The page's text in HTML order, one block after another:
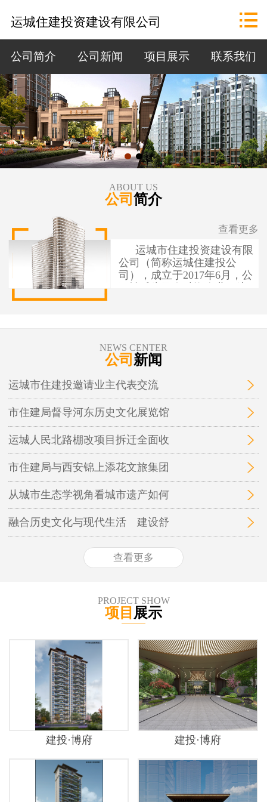
政策法规
资讯中心
招标公告
项目展示
运城住建投资建设有限公司 
公司简介 公司新闻 项目展示 联系我们
ABOUT US
公司 简介
运城市住建投资建设有限
公司（简称运城住建投公
司），成立于2017年6月，公
资建设项目融资实施平台，
为保障性安居工程和城市基
运城市中心城区棚户区改
造、城中村改造等保障性安
居工程及市政基础设施、地
下管廊开发建设和投融资业
务。
查看更多
NEWS CENTER
公司 新闻
运城市住建投邀请业主代表交流
市住建局督导河东历史文化展览馆
运城人民北路棚改项目拆迁全面收
市住建局与西安锦上添花文旅集团
从城市生态学视角看城市遗产如何
融合历史文化与现代生活 建设舒
查看更多
PROJECT SHOW
项目 展示
建投·博府 建投·博府